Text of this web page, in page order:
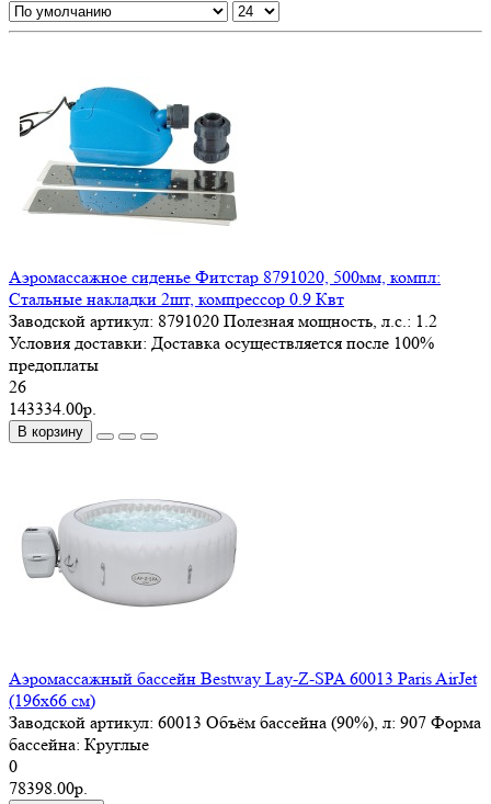
Аэромассажное сиденье Фитстар 8791020, 500мм, компл:
Стальные накладки 2шт, компрессор 0.9 Квт
Заводской артикул: 8791020 Полезная мощность, л.с.: 1.2
Условия доставки: Доставка осуществляется после 100%
предоплаты
26
143334.00р.
В корзину
Аэромассажный бассейн Bestway Lay-Z-SPA 60013 Paris AirJet
(196x66 см)
Заводской артикул: 60013 Объём бассейна (90%), л: 907 Форма
басcейна: Круглые
0
78398.00р.